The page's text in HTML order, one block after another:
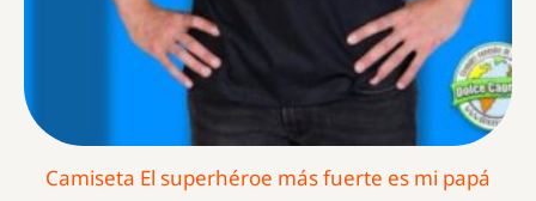
Camiseta El superhéroe más fuerte es mi papá